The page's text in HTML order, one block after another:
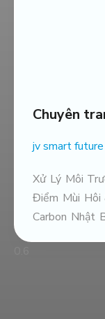
Chuyên
jv smart future
Xử Lý Môi
Điểm Mùi Hôi
Carbon Nhật